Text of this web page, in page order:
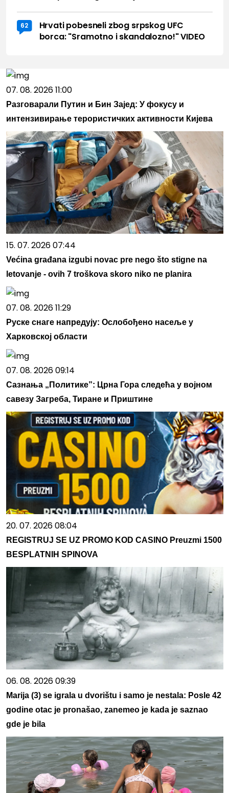
62
Hrvati pobesneli zbog srpskog UFC
borca: "Sramotno i skandalozno!" VIDEO
07. 08. 2026 11:00
Разговарали Путин и Бин Зајед: У фокусу и
интензивирање терористичких активности Кијева
15. 07. 2026 07:44
Većina građana izgubi novac pre nego što stigne na
letovanje - ovih 7 troškova skoro niko ne planira
07. 08. 2026 11:29
Руске снаге напредују: Ослобођено насеље у
Харковској области
07. 08. 2026 09:14
Сазнања „Политике”: Црна Гора следећа у војном
савезу Загреба, Тиране и Приштине
20. 07. 2026 08:04
REGISTRUJ SE UZ PROMO KOD CASINO Preuzmi 1500
BESPLATNIH SPINOVA
06. 08. 2026 09:39
Marija (3) se igrala u dvorištu i samo je nestala: Posle 42
godine otac je pronašao, zanemeo je kada je saznao
gde je bila